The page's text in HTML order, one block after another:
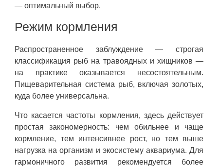
— оптимальный выбор.
Режим кормления
Распространенное заблуждение — строгая
классификация рыб на травоядных и хищников —
на практике оказывается несостоятельным.
Пищеварительная система рыб, включая золотых,
куда более универсальна.
Что касается частоты кормления, здесь действует
простая закономерность: чем обильнее и чаще
кормление, тем интенсивнее рост, но тем выше
нагрузка на организм и экосистему аквариума. Для
гармоничного развития рекомендуется более